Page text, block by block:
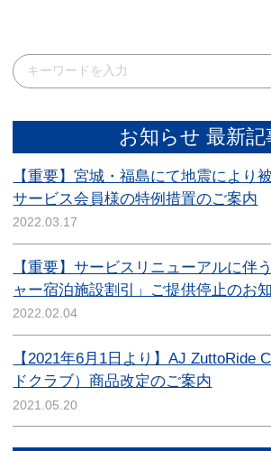
お知らせ 最新記
【重要】宮城・福島にて地震により
サービス会員様の特例措置のご案内
2022.03.17
【重要】サービスリニューアルに伴
ャー宿泊施設割引」ご提供停止のお
2022.02.04
【2021年6月1日より】AJ ZuttoRide
ドクラブ）商品改定のご案内
2021.05.20